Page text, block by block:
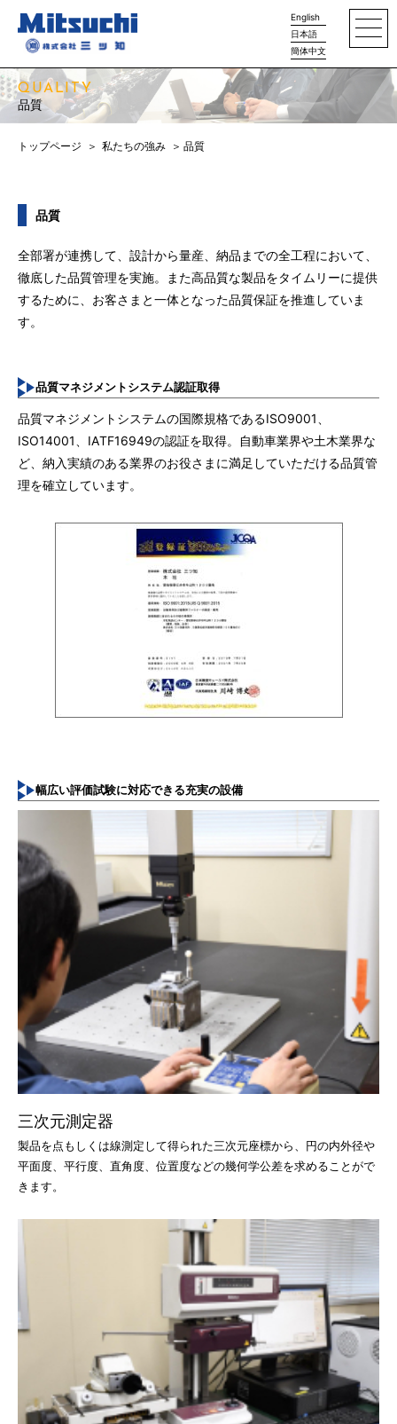
English
日本語
簡体中文
QUALITY
品質
トップページ 私たちの強み 品質
品質
全部署が連携して、設計から量産、納品までの全工程において、
徹底した品質管理を実施。また高品質な製品をタイムリーに提供
するために、お客さまと一体となった品質保証を推進していま
す。
品質マネジメントシステム認証取得
品質マネジメントシステムの国際規格であるISO9001、
ISO14001、IATF16949の認証を取得。自動車業界や土木業界な
ど、納入実績のある業界のお役さまに満足していただける品質管
理を確立しています。
幅広い評価試験に対応できる充実の設備
三次元測定器
製品を点もしくは線測定して得られた三次元座標から、円の内外径や
平面度、平行度、直角度、位置度などの幾何学公差を求めることがで
きます。